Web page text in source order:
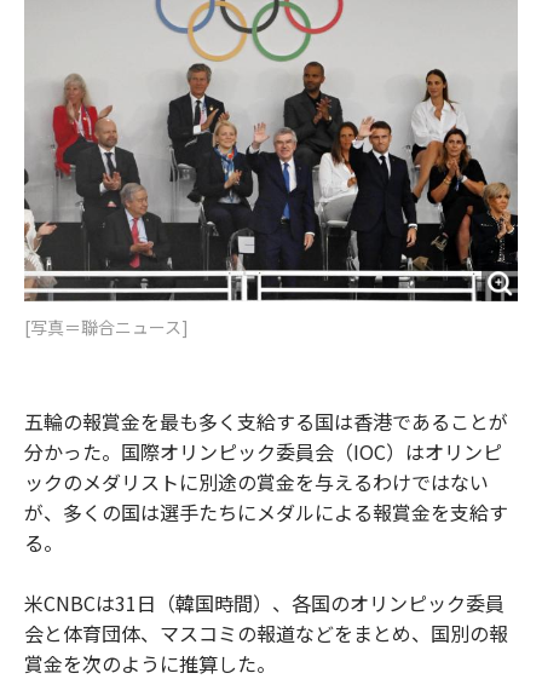
[写真＝聯合ニュース]
五輪の報賞金を最も多く支給する国は香港であることが
分かった。国際オリンピック委員会（IOC）はオリンピ
ックのメダリストに別途の賞金を与えるわけではない
が、多くの国は選手たちにメダルによる報賞金を支給す
る。
米CNBCは31日（韓国時間）、各国のオリンピック委員
会と体育団体、マスコミの報道などをまとめ、国別の報
賞金を次のように推算した。